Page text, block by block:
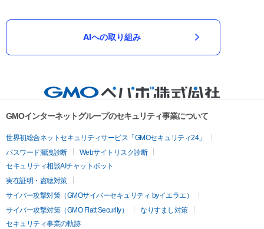
AIへの取り組み
GMOインターネットグループのセキュリティ事業について
世界初総合ネットセキュリティサービス「GMOセキュリティ24」
パスワード漏洩診断
Webサイトリスク診断
セキュリティ相談AIチャットボット
実在証明・盗聴対策
サイバー攻撃対策（GMOサイバーセキュリティ byイエラエ）
サイバー攻撃対策（GMO Flatt Security）
なりすまし対策
セキュリティ事業の軌跡